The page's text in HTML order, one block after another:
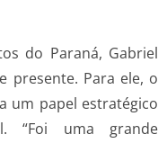
do Paraná, Gabriel
presente. Para ele, o
um papel estratégico
“Foi uma grande